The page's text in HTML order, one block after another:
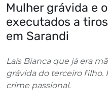
Mulher grávida e
executados a
em Sarandi
Laís Bianca que já era
grávida do terceiro filho.
crime passional.